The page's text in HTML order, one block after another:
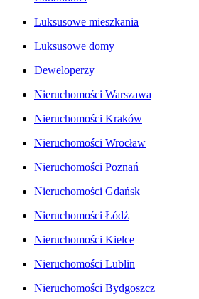
Luksusowe mieszkania
Luksusowe domy
Deweloperzy
Nieruchomości Warszawa
Nieruchomości Kraków
Nieruchomości Wrocław
Nieruchomości Poznań
Nieruchomości Gdańsk
Nieruchomości Łódź
Nieruchomości Kielce
Nieruchomości Lublin
Nieruchomości Bydgoszcz